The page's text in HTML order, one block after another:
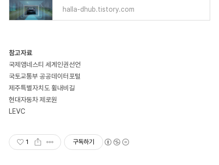
halla-dhub.tistory.com
참고자료
국제앰네스티 세계인권선언
국토교통부 공공데이터포털
제주특별자치도 휠내비길
현대자동차 제로원
LEVC
1 구독하기